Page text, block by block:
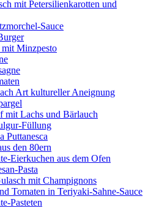
mit Petersilienkarotten und
Sauce
Minzpesto
Art kultureller Aneignung
mit Lachs und Bärlauch
Füllung
Puttanesca
den 80ern
Eierkuchen aus dem Ofen
Pasta
mit Champignons
Tomaten in Teriyaki-Sahne-Sauce
Pasteten